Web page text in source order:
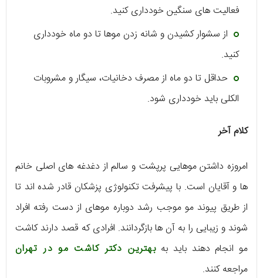
فعالیت های سنگین خودداری کنید.
از سشوار کشیدن و شانه زدن موها تا دو ماه خودداری
کنید.
حداقل تا دو ماه از مصرف دخانیات، سیگار و مشروبات
الکلی باید خودداری شود.
کلام آخر
امروزه داشتن موهایی پرپشت و سالم از دغدغه های اصلی خانم
ها و آقایان است. با پیشرفت تکنولوژی پزشکان قادر شده اند تا
از طریق پیوند مو موجب رشد دوباره موهای از دست رفته افراد
شوند و زیبایی را به آن ها بازگردانند. افرادی که قصد دارند کاشت
مو انجام دهند باید بهبهترین دکتر کاشت مو در تهران
مراجعه کنند.